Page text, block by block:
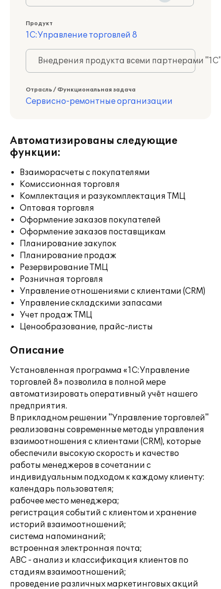
Продукт
1С:Управление торговлей 8
Внедрения продукта всеми партнерами
Отрасль / Функциональная задача
Сервисно-ремонтные организации
Автоматизированы следующие
функции:
Взаиморасчеты с покупателями
Комиссионная торговля
Комплектация и разукомплектация ТМЦ
Оптовая торговля
Оформление заказов покупателей
Оформление заказов поставщикам
Планирование закупок
Планирование продаж
Резервирование ТМЦ
Розничная торговля
Управление отношениями с клиентами (CRM)
Управление складскими запасами
Учет продаж ТМЦ
Ценообразование, прайс-листы
Описание
Установленная программа «1С:Управление
торговлей 8» позволила в полной мере
автоматизировать оперативный учёт нашего
предприятия.
В прикладном решении "Управление торговлей"
реализованы современные методы управления
взаимоотношения с клиентами (CRM), которые
обеспечили высокую скорость и качество
работы менеджеров в сочетании с
индивидуальным подходом к каждому клиенту:
календарь пользователя;
рабочее место менеджера;
регистрация событий с клиентом и хранение
историй взаимоотношений;
система напоминаний;
встроенная электронная почта;
АВС - анализ и классификация клиентов по
стадиям взаимоотношений;
проведение различных маркетинговых акций